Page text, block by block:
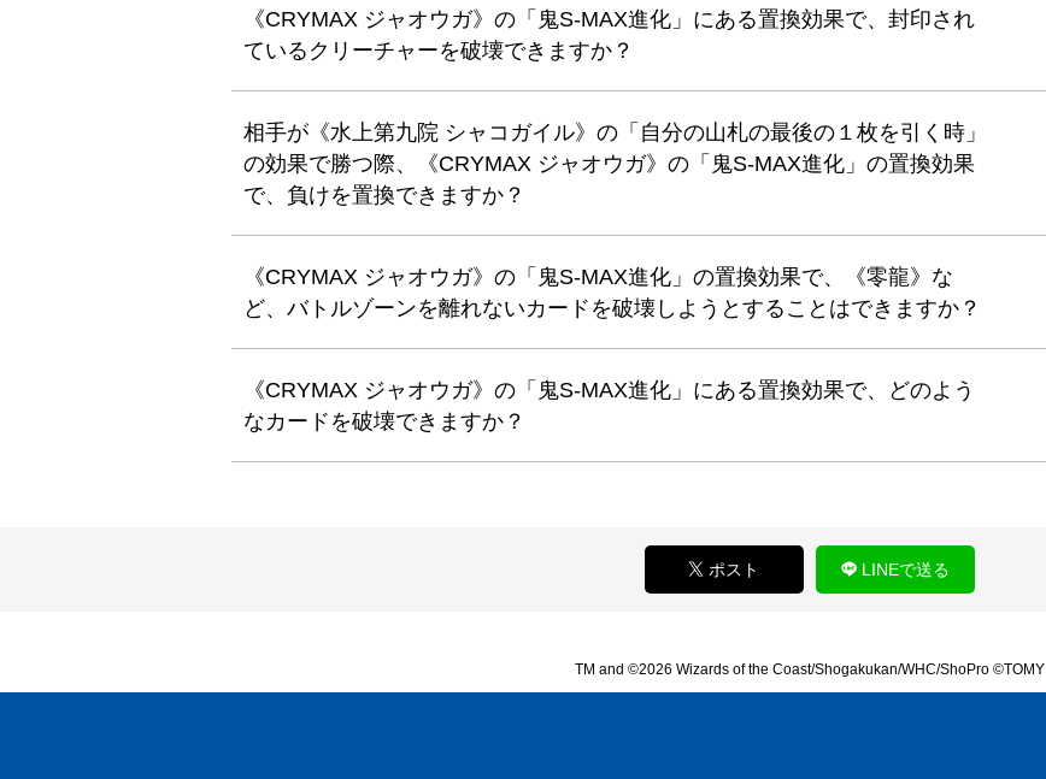
《CRYMAX ジャオウガ》の「鬼S-MAX進化」にある置換効果で、封印され
ているクリーチャーを破壊できますか？
相手が《水上第九院 シャコガイル》の「自分の山札の最後の１枚を引く時」
の効果で勝つ際、《CRYMAX ジャオウガ》の「鬼S-MAX進化」の置換効果
で、負けを置換できますか？
《CRYMAX ジャオウガ》の「鬼S-MAX進化」の置換効果で、《零龍》な
ど、バトルゾーンを離れないカードを破壊しようとすることはできますか？
《CRYMAX ジャオウガ》の「鬼S-MAX進化」にある置換効果で、どのよう
なカードを破壊できますか？
ポスト LINEで送る
TM and ©2026 Wizards of the Coast/Shogakukan/WHC/ShoPro ©TOMY